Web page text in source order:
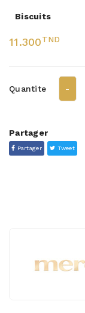
Biscuits
11.300TND
Quantite
Partager
Partager Tweet